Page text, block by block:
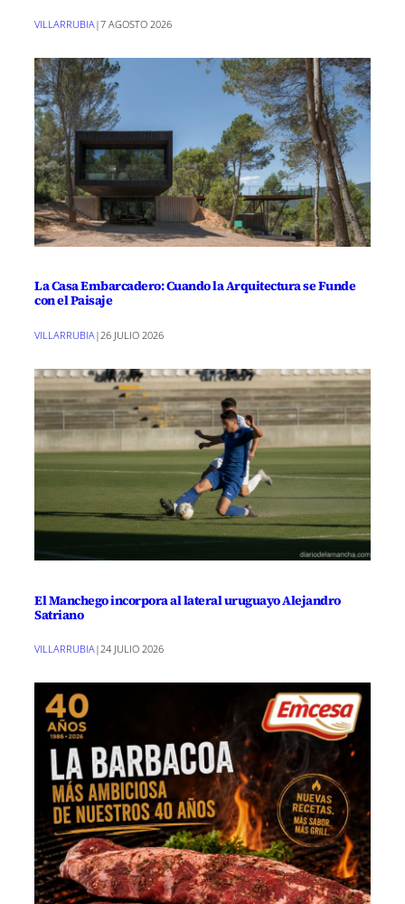
VILLARRUBIA|7 AGOSTO 2026
La Casa Embarcadero: Cuando la Arquitectura se Funde
con el Paisaje
VILLARRUBIA|26 JULIO 2026
El Manchego incorpora al lateral uruguayo Alejandro
Satriano
VILLARRUBIA|24 JULIO 2026